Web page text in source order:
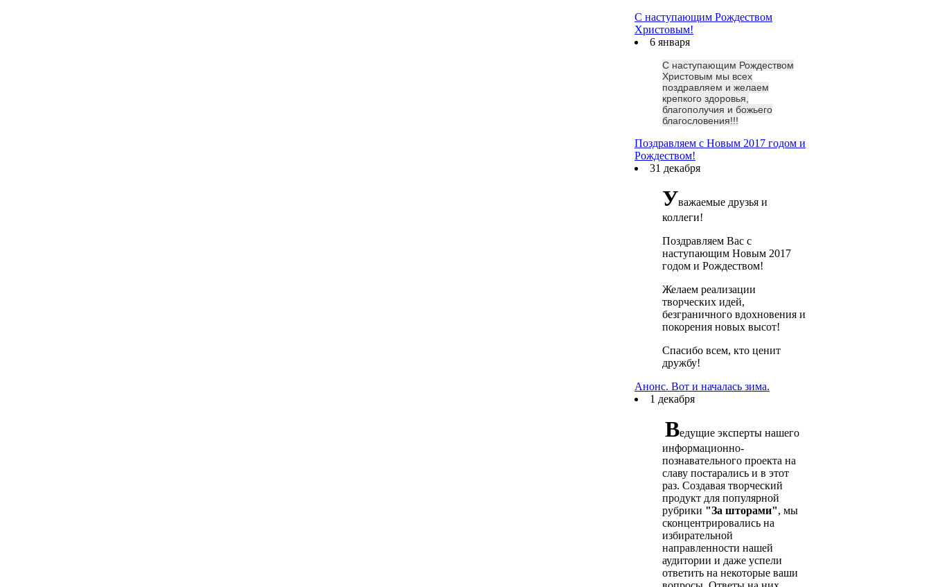
С наступающим Рождеством
Христовым!
6 января
С наступающим Рождеством
Христовым мы всех
поздравляем и желаем
крепкого здоровья,
благополучия и божьего
благословения!!!
Поздравляем с Новым 2017 годом и
Рождеством!
31 декабря
Уважаемые друзья и
коллеги!
Поздравляем Вас с
наступающим Новым 2017
годом и Рождеством!
Желаем реализации
творческих идей,
безграничного вдохновения и
покорения новых высот!
Спасибо всем, кто ценит
дружбу!
Анонс. Вот и началась зима.
1 декабря
Ведущие эксперты нашего
информационно-
познавательного проекта на
славу постарались и в этот
раз. Создавая творческий
продукт для популярной
рубрики "За шторами", мы
сконцентрировались на
избирательной
направленности нашей
аудитории и даже успели
ответить на некоторые ваши